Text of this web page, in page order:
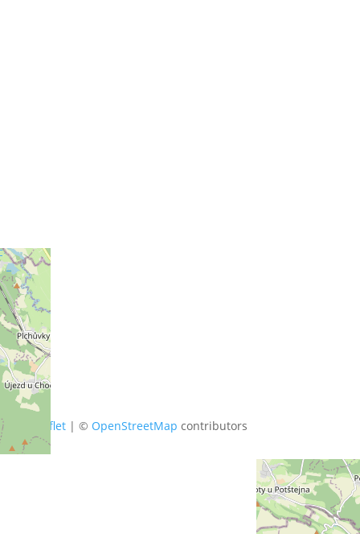
+−
Leaflet | © OpenStreetMap contributors